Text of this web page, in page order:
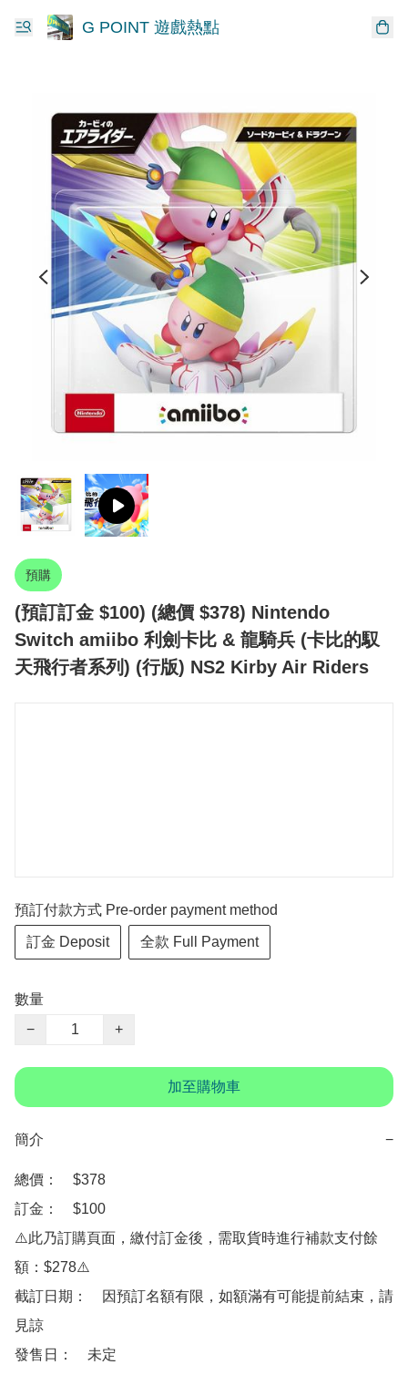
G POINT 遊戲熱點
預購
(預訂訂金 $100) (總價 $378) Nintendo
Switch amiibo 利劍卡比 & 龍騎兵 (卡比的馭
天飛行者系列) (行版) NS2 Kirby Air Riders
預訂付款方式 Pre-order payment method
訂金 Deposit 全款 Full Payment
數量
−
+
加至購物車
簡介 −
總價：　$378
訂金：　$100
⚠️此乃訂購頁面，繳付訂金後，需取貨時進行補款支付餘
額：$278⚠️
截訂日期：　因預訂名額有限，如額滿有可能提前結束，請
見諒
發售日：　未定